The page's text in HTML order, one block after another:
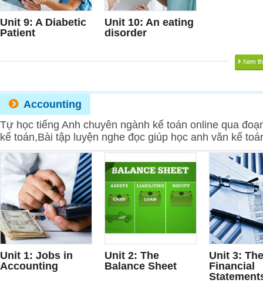
Unit 9: A Diabetic
Patient
Unit 10: An eating
disorder
Accounting
Tự học tiếng Anh chuyên ngành kế toán online qua
kế toán,Bài tập luyện nghe đọc giúp học anh văn kế
Unit 1: Jobs in
Accounting
Unit 2: The
Balance Sheet
Unit 3: The
Financial